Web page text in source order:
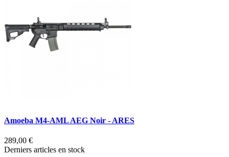
Amoeba M4-AML AEG Noir - ARES
289,00 €
Derniers articles en stock